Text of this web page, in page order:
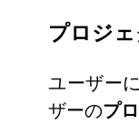
プロジ
ユーザー
ザーのプ